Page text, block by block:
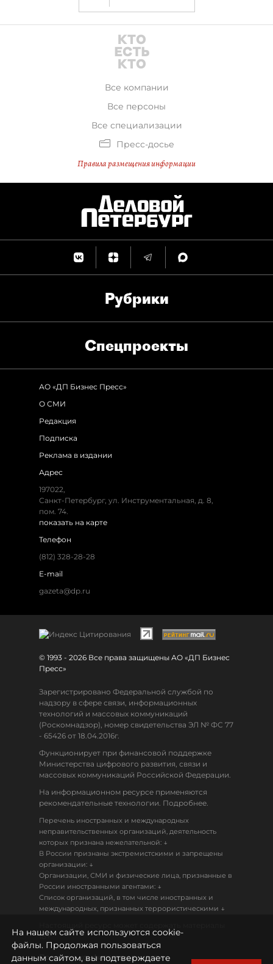
Все компании
Все персоны
Все специализации
Пресс-досье
Правила размещения информации
Рубрики
Спец­проекты
АО «ДП Бизнес Пресс»
О СМИ
Редакция
Подписка
Реклама в издании
Адрес
197022,
Санкт-Петербург, ул. Инструментальная, д. 8,
пом. 74.
показать на карте
Телефон
(812) 328-28-28
E-mail
gazeta@dp.ru
© 1993 - 2026 Все права защищены АО «ДП Бизнес
Пресс»
Зарегистрировано Федеральной службой по
надзору в сфере связи, информационных
технологий и массовых коммуникаций
(Роскомнадзор), номер свидетельства ЭЛ № ФС 77
- 65426 от 18.04.2016г.
Функционирует при финансовой поддержке
Министерства цифрового развития, связи и
массовых коммуникаций Российской Федерации.
На информационном ресурсе применяются
рекомендательные технологии. Подробнее.
Перечень иностранных и международных
неправительственных организаций, деятельность
которых признана нежелательной: ↓
В России признаны экстремистскими и запрещены
организации: ↓
Организации, СМИ и физические лица, признанные в
России иностранными агентами: ↓
Список организаций, в том числе иностранных и
международных, признанных террористическими ↓
18+
Политика конфиденциальности
На нашем сайте используются cookie-
файлы. Продолжая пользоваться
данным сайтом, вы подтверждаете